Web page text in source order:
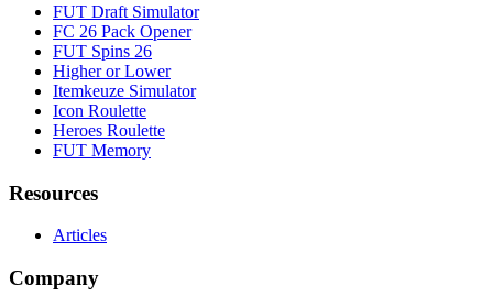
FUT Draft Simulator
FC 26 Pack Opener
FUT Spins 26
Higher or Lower
Itemkeuze Simulator
Icon Roulette
Heroes Roulette
FUT Memory
Resources
Articles
Company